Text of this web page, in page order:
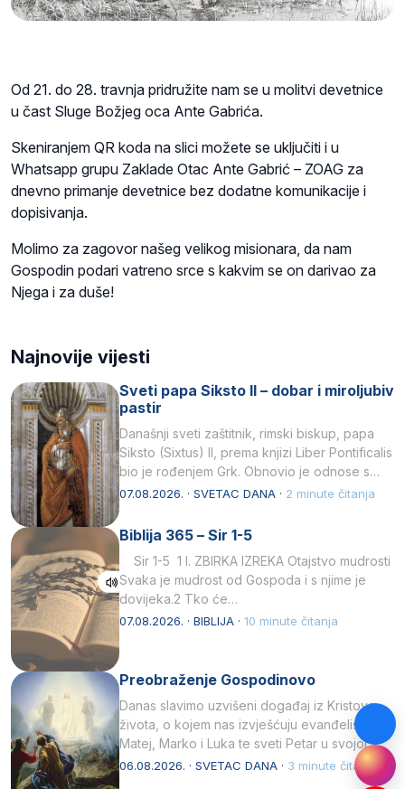
Od 21. do 28. travnja pridružite nam se u molitvi devetnice
u čast Sluge Božjeg oca Ante Gabrića.
Skeniranjem QR koda na slici možete se uključiti i u
Whatsapp grupu Zaklade Otac Ante Gabrić – ZOAG za
dnevno primanje devetnice bez dodatne komunikacije i
dopisivanja.
Molimo za zagovor našeg velikog misionara, da nam
Gospodin podari vatreno srce s kakvim se on darivao za
Njega i za duše!
Najnovije vijesti
Sveti papa Siksto II – dobar i miroljubiv
pastir
Današnji sveti zaštitnik, rimski biskup, papa
Siksto (Sixtus) II, prema knjizi Liber Pontificalis
bio je rođenjem Grk. Obnovio je odnose s
afričkim…
07.08.2026. · SVETAC DANA · 2 minute čitanja
Biblija 365 – Sir 1-5
Sir 1-5 1 I. ZBIRKA IZREKA Otajstvo mudrosti
Svaka je mudrost od Gospoda i s njime je
dovijeka.2 Tko će…
07.08.2026. · BIBLIJA · 10 minute čitanja
Preobraženje Gospodinovo
Danas slavimo uzvišeni događaj iz Kristova
života, o kojem nas izvješćuju evanđelisti
Matej, Marko i Luka te sveti Petar u svojoj
drugoj…
06.08.2026. · SVETAC DANA · 3 minute čitanja